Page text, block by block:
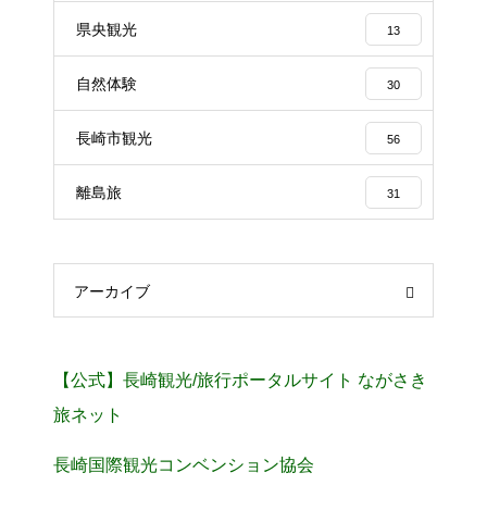
県央観光 13
自然体験 30
長崎市観光 56
離島旅 31
アーカイブ
【公式】長崎観光/旅行ポータルサイト ながさき
旅ネット
長崎国際観光コンベンション協会